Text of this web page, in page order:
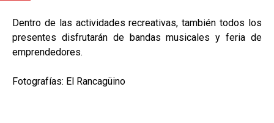
Dentro de las actividades recreativas, también todos los
presentes disfrutarán de bandas musicales y feria de
emprendedores.
Fotografías: El Rancagüino